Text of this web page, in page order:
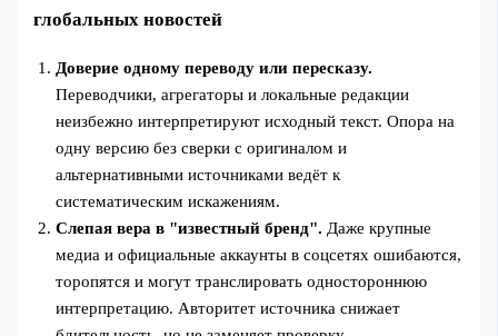
глобальных новостей
Доверие одному переводу или пересказу.
Переводчики, агрегаторы и локальные редакции
неизбежно интерпретируют исходный текст. Опора на
одну версию без сверки с оригиналом и
альтернативными источниками ведёт к
систематическим искажениям.
Слепая вера в "известный бренд". Даже крупные
медиа и официальные аккаунты в соцсетях ошибаются,
торопятся и могут транслировать одностороннюю
интерпретацию. Авторитет источника снижает